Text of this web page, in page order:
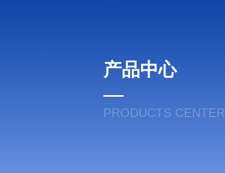
产品中心
PRODUCTS CENTER